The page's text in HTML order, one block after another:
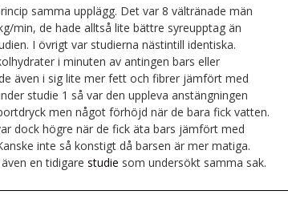
samma upplägg. Det var 8 vältränade män
min, de hade alltså lite bättre syreupptag än
I övrigt var studierna nästintill identiska.
i minuten av antingen bars eller
även i sig lite mer fett och fibrer jämfört med
studie 1 så var den uppleva anstängningen
men något förhöjd när de bara fick vatten.
dock högre när de fick äta bars jämfört med
inte så konstigt då barsen är mer matiga.
en tidigarestudie som undersökt samma sak.